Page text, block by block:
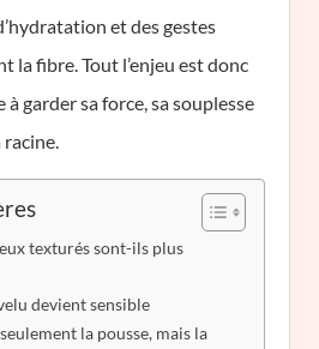
et des gestes
la fibre. Tout l’enjeu est donc
à garder sa force, sa souplesse
texturés sont-ils plus
devient sensible
seulement la pousse, mais la